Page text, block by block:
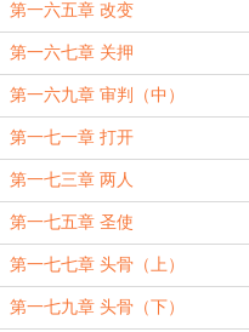
第一六五章 改变
第一六七章 关押
第一六九章 审判（中）
第一七一章 打开
第一七三章 两人
第一七五章 圣使
第一七七章 头骨（上）
第一七九章 头骨（下）